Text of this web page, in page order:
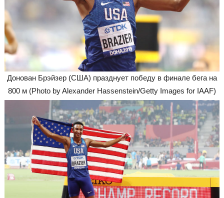
Донован Брэйзер (США) празднует победу в финале бега на
800 м (Photo by Alexander Hassenstein/Getty Images for IAAF)